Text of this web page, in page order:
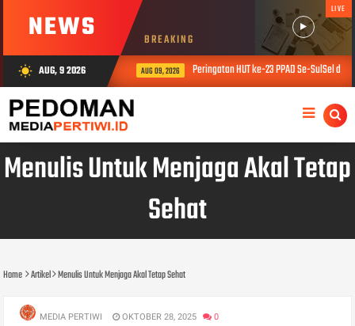
NEWS BREAKING
LIVE
wb_sunny AUG, 9 2026 AUG 09, 2026 Peringatan HUT ke-23 PPAD Se-SulSel
Menulis Untuk Menjaga Akal Tetap
Sehat
Home Artikel Menulis Untuk Menjaga Akal Tetap Sehat
MEDIA PERTIWI OKTOBER 28, 2025 0